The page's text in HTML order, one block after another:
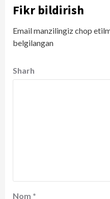
Fikr bildirish
Email manzilingiz chop
belgilangan
Sharh
Nom *